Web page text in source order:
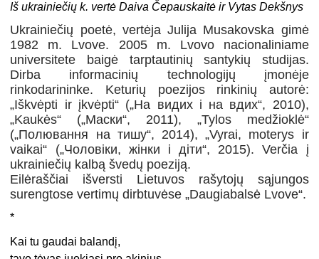
Iš ukrainiečių k. vertė Daiva Čepauskaitė ir Vytas Dekšnys
Ukrainiečių poetė, vertėjaJulija Musakovska gimė
1982 m. Lvove. 2005 m. Lvovo nacionaliniame
universitete baigė tarptautinių santykių studijas.
Dirba informacinių technologijų įmonėje
rinkodarininke. Keturių poezijos rinkinių autorė:
„Iškvėpti ir įkvėpti“ („На видих і на вдих“, 2010),
„Kaukės“ („Маски“, 2011), „Tylos medžioklė“
(„Полювання на тишу“, 2014), „Vyrai, moterys ir
vaikai“ („Чоловіки, жінки і діти“, 2015). Verčia į
ukrainiečių kalbą švedų poeziją.
Eilėraščiai išversti Lietuvos rašytojų sąjungos
surengtose vertimų dirbtuvėse „Daugiabalsė Lvove“.
*
Kai tu gaudai balandį,